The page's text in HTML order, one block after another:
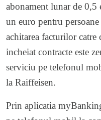
abonament lunar de 0,5
un euro pentru
achitarea facturilor catre
incheiat contracte este
serviciu pe telefonul
la Raiffeisen.
Prin aplicatia